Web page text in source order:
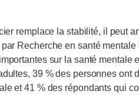
remplace la stabilité, il peut
par Recherche en santé
sur la santé mentale
39 % des personnes
et 41 % des répondants qui